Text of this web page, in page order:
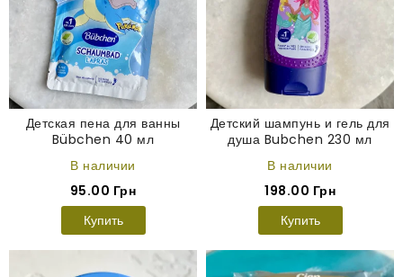
Детская пена для ванны
Bübchen 40 мл
В наличии
95.00 Грн
Купить
Детский шампунь и гель для
душа Bubchen 230 мл
В наличии
198.00 Грн
Купить